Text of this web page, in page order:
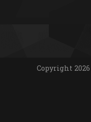
Copyright